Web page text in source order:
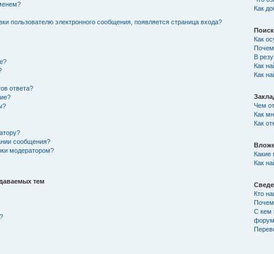
пользователю электронного сообщения, появляется страница входа?
ответа?
сообщения?
модератором?
тем
Как
Как
В
Как
Как
Чем
Как
Как
Как
Кто
С кем